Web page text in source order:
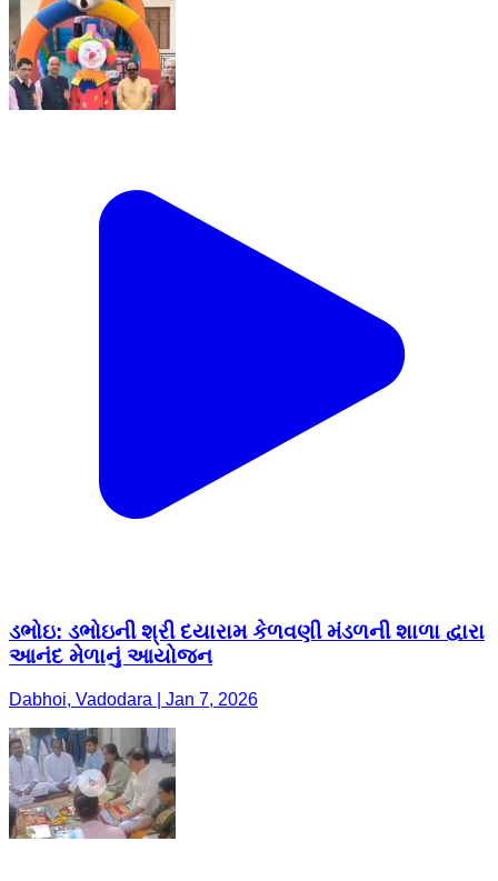
ડભોઇ: ડભોઇની શ્રી દયારામ કેળવણી મંડળની શાળા દ્વારા
આનંદ મેળાનું આયોજન
Dabhoi, Vadodara | Jan 7, 2026